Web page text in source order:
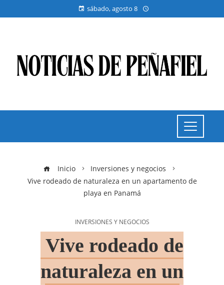
sábado, agosto 8
Inicio
Inversiones y negocios
Vive rodeado de naturaleza en un apartamento de
playa en Panamá
INVERSIONES Y NEGOCIOS
Vive rodeado de
naturaleza en un